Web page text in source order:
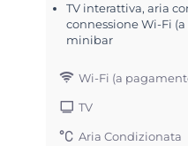
TV interattiva, aria
connessione Wi-Fi
minibar
Wi-Fi (a
TV
Aria Condizionata